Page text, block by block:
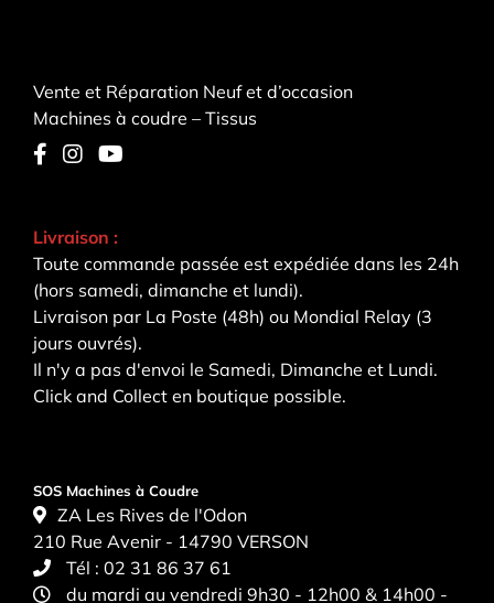
Vente et Réparation Neuf et d’occasion
Machines à coudre – Tissus
Livraison :
Toute commande passée est expédiée dans les 24h
(hors samedi, dimanche et lundi).
Livraison par La Poste (48h) ou Mondial Relay (3
jours ouvrés).
Il n'y a pas d'envoi le Samedi, Dimanche et Lundi.
Click and Collect en boutique possible.
SOS Machines à Coudre
ZA Les Rives de l'Odon
210 Rue Avenir - 14790 VERSON
Tél : 02 31 86 37 61
du mardi au vendredi 9h30 - 12h00 & 14h00 -